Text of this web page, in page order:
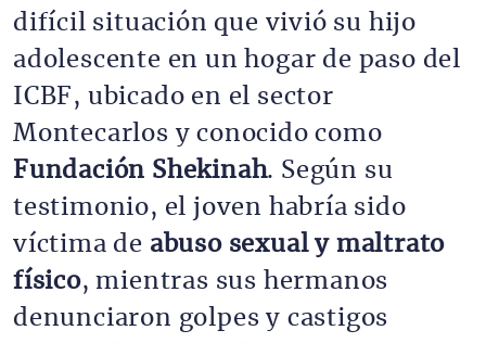
difícil situación que vivió su hijo
adolescente en un hogar de paso del
ICBF, ubicado en el sector
Fundación Shekinah. Según su
testimonio, el joven habría sido
víctima de abuso sexual y maltrato
físico, mientras sus hermanos
denunciaron golpes y castigos